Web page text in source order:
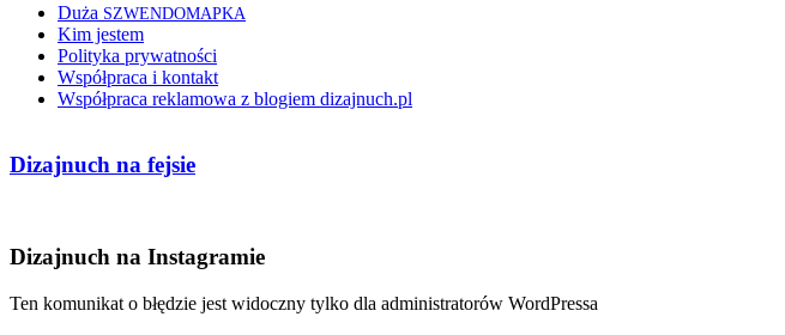
Duża SZWENDOMAPKA
Kim jestem
Polityka prywatności
Współpraca i kontakt
Współpraca reklamowa z blogiem dizajnuch.pl
Dizajnuch na fejsie
Dizajnuch na Instagramie
Ten komunikat o błędzie jest widoczny tylko dla administratorów WordPressa